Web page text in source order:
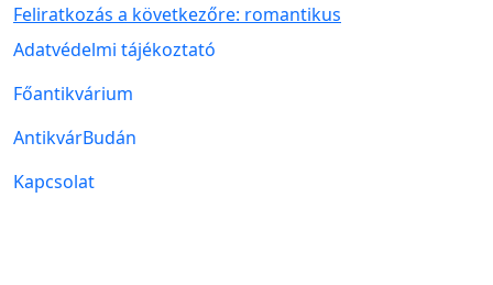
Feliratkozás a következőre: romantikus
Lábléc menü
Adatvédelmi tájékoztató
Főantikvárium
AntikvárBudán
Kapcsolat